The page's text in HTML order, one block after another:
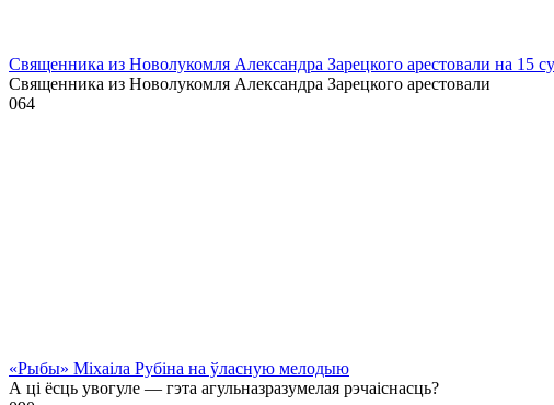
Священника из Новолукомля Александра Зарецкого арестовали на 15
Священника из Новолукомля Александра Зарецкого арестовали
064
«Рыбы» Міхаіла Рубіна на ўласную мелодыю
А ці ёсць увогуле — гэта агульназразумелая рэчаіснасць?